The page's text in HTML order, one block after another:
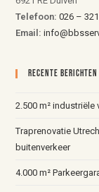
Telefoon:026 –
Email:
Recente Berichten
2.500 m²
Traprenovatie
buitenverkeer
4.000 m²